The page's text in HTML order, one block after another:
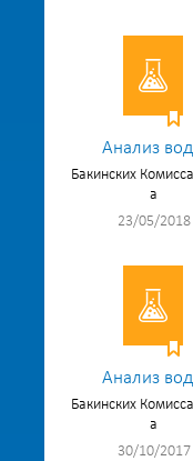
Анализ
Бакинских
а
23/05/2018
Анализ
Бакинских
а
30/10/2017